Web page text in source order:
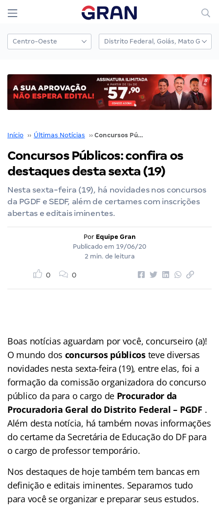
Início ›› Últimas Notícias ›› Concursos Públicos: confira os destaques desta sexta (19)
Concursos Públicos: confira os
destaques desta sexta (19)
Nesta sexta-feira (19), há novidades nos concursos
da PGDF e SEDF, além de certames com inscrições
abertas e editais iminentes.
Por Equipe Gran
Publicado em 19/06/20
2 min. de leitura
0 0
Boas notícias aguardam por você, concurseiro (a)!
O mundo dos concursos públicosteve diversas
novidades nesta sexta-feira (19), entre elas, foi a
formação da comissão organizadora do concurso
público da para o cargo de Procurador da
Procuradoria Geral do Distrito Federal – PGDF .
Além desta notícia, há também novas informações
do certame da Secretária de Educação do DF para
o cargo de professor temporário.
Nos destaques de hoje também tem bancas em
definição e editais iminentes. Separamos tudo
para você se organizar e preparar seus estudos.